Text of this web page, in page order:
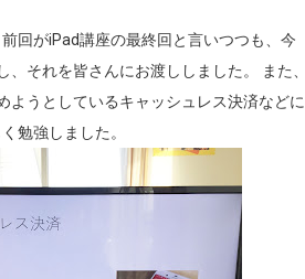
回がiPad講座の最終回と言いつつも、今
それを皆さんにお渡ししました。 また、
ようとしているキャッシュレス決済などに
勉強しました。